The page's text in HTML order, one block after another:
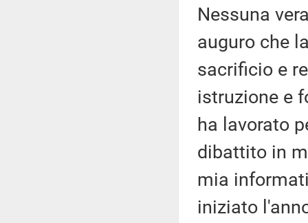
Nessuna
auguro che
sacrificio e
istruzione e
ha lavorato
dibattito in
mia
iniziato